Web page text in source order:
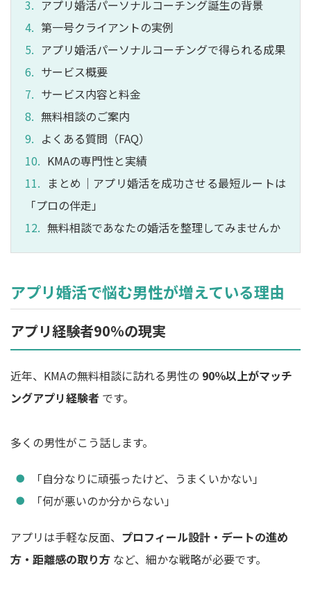
アプリ婚活パーソナルコーチング誕生の背景
第一号クライアントの実例
アプリ婚活パーソナルコーチングで得られる成果
サービス概要
サービス内容と料金
無料相談のご案内
よくある質問（FAQ）
KMAの専門性と実績
まとめ｜アプリ婚活を成功させる最短ルートは
「プロの伴走」
無料相談であなたの婚活を整理してみませんか
アプリ婚活で悩む男性が増えている理由
アプリ経験者90％の現実
近年、KMAの無料相談に訪れる男性の 90％以上がマッチ
ングアプリ経験者 です。
多くの男性がこう話します。
「自分なりに頑張ったけど、うまくいかない」
「何が悪いのか分からない」
アプリは手軽な反面、 プロフィール設計・デートの進め
方・距離感の取り方 など、細かな戦略が必要です。